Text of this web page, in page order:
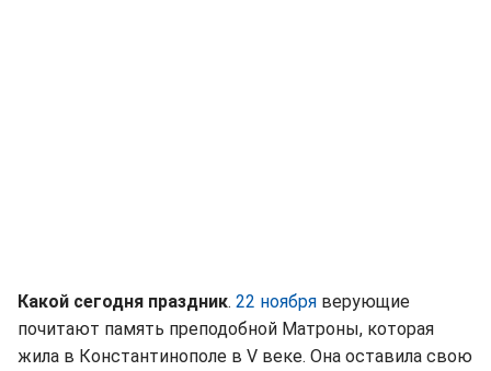
Какой сегодня праздник. 22 ноября верующие
почитают память преподобной Матроны, которая
жила в Константинополе в V веке. Она оставила свою